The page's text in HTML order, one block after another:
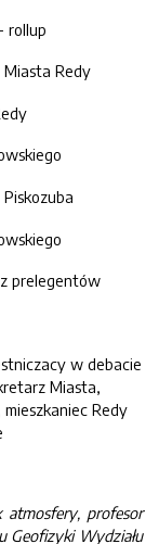
profesor
Geofizyki Wydziału